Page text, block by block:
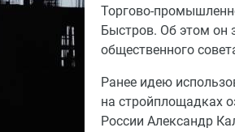
Торгово-
Быстров. Об этом он
общественного
Ранее идею
на стройплощадках
России Александр